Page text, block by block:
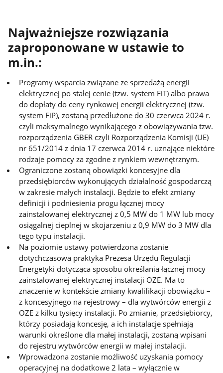
Najważniejsze rozwiązania
zaproponowane w ustawie to
m.in.:
Programy wsparcia związane ze sprzedażą energii
elektrycznej po stałej cenie (tzw. system FiT) albo prawa
do dopłaty do ceny rynkowej energii elektrycznej (tzw.
system FiP), zostaną przedłużone do 30 czerwca 2024 r.
czyli maksymalnego wynikającego z obowiązywania tzw.
rozporządzenia GBER czyli Rozporządzenia Komisji (UE)
nr 651/2014 z dnia 17 czerwca 2014 r. uznające niektóre
rodzaje pomocy za zgodne z rynkiem wewnętrznym.
Ograniczone zostaną obowiązki koncesyjne dla
przedsiębiorców wykonujących działalność gospodarczą
w zakresie małych instalacji. Będzie to efekt zmiany
definicji i podniesienia progu łącznej mocy
zainstalowanej elektrycznej z 0,5 MW do 1 MW lub mocy
osiągalnej cieplnej w skojarzeniu z 0,9 MW do 3 MW dla
tego typu instalacji.
Na poziomie ustawy potwierdzona zostanie
dotychczasowa praktyka Prezesa Urzędu Regulacji
Energetyki dotycząca sposobu określania łącznej mocy
zainstalowanej elektrycznej instalacji OZE. Ma to
znaczenie w kontekście zmiany kwalifikacji obowiązku –
z koncesyjnego na rejestrowy – dla wytwórców energii z
OZE z kilku tysięcy instalacji. Po zmianie, przedsiębiorcy,
którzy posiadają koncesję, a ich instalacje spełniają
warunki określone dla małej instalacji, zostaną wpisani
do rejestru wytwórców energii w małej instalacji.
Wprowadzona zostanie możliwość uzyskania pomocy
operacyjnej na dodatkowe 2 lata – wyłącznie w